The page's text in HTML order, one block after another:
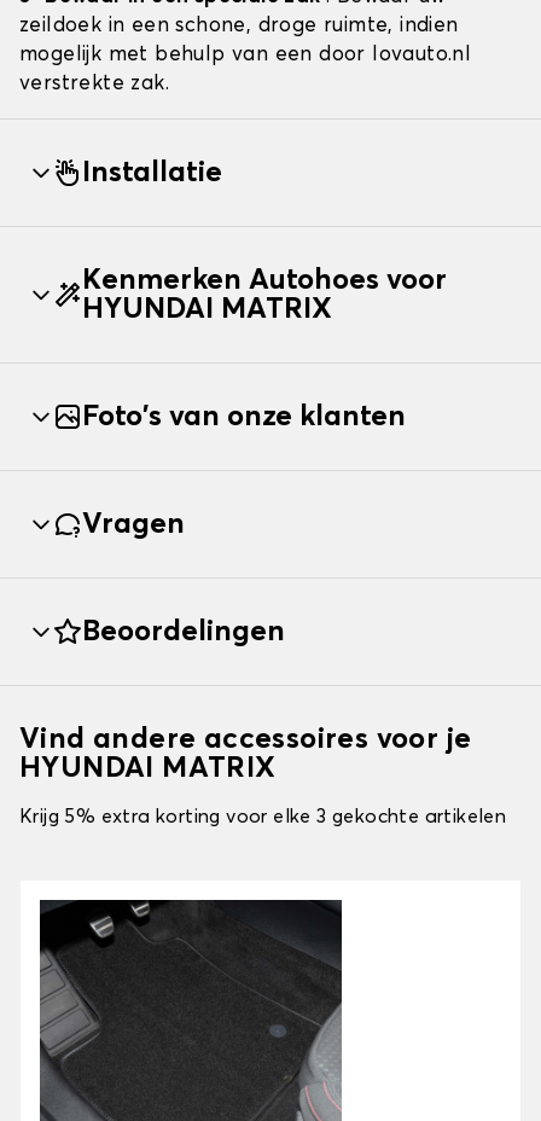
zeildoek in een schone, droge ruimte, indien
mogelijk met behulp van een door lovauto.nl
verstrekte zak.
Installatie
Kenmerken Autohoes voor
HYUNDAI MATRIX
Foto's van onze klanten
Vragen
Beoordelingen
Vind andere accessoires voor je
HYUNDAI MATRIX
Krijg 5% extra korting voor elke 3 gekochte artikelen